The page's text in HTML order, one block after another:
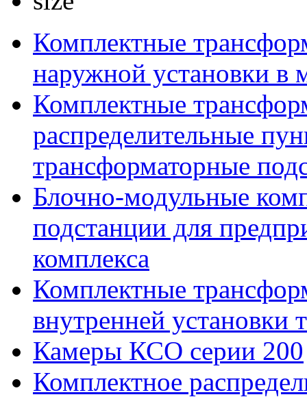
Комплектные
наружной установки в
Комплектные
распределительные
трансформаторные
Блочно-модульные
подстанции для
комплекса
Комплектные
внутренней установки
Камеры КСО серии 200
Комплектное